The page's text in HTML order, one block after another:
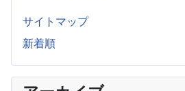
サイトマップ
新着順